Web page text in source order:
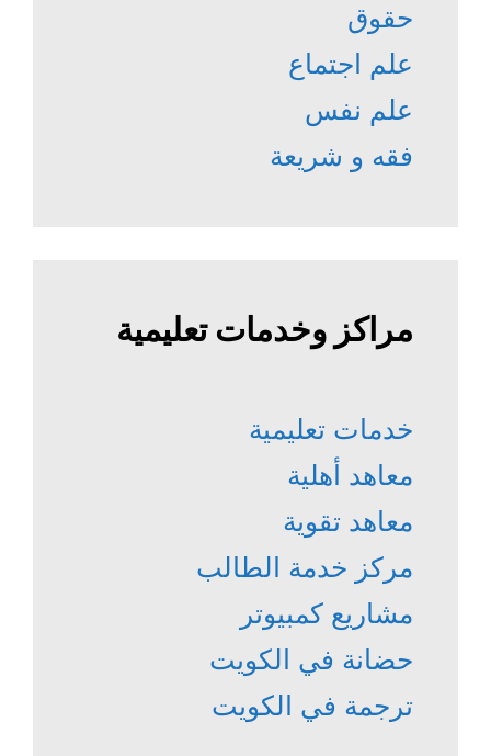
حقوق
علم اجتماع
علم نفس
فقه و شريعة
مراكز وخدمات تعليمية
خدمات تعليمية
معاهد أهلية
معاهد تقوية
مركز خدمة الطالب
مشاريع كمبيوتر
حضانة في الكويت
ترجمة في الكويت